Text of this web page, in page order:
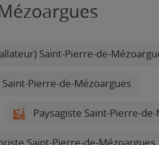
Saint-Pierre-de-
Saint-Pierre-de-Mézoargues
Paysagiste Saint-Pierre-
Saint-Pierre-de-Mézoargues